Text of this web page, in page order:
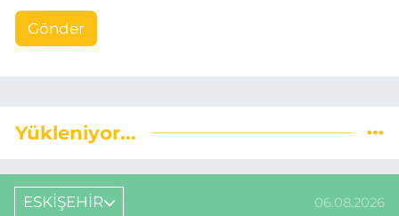
Gönder
Yükleniyor...
ESKİŞEHİR 06.08.2026